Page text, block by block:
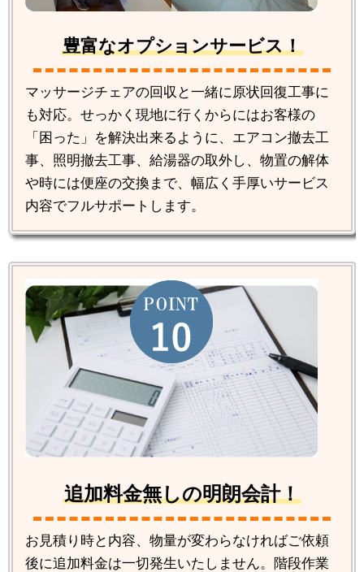
豊富なオプションサービス！
マッサージチェアの回収と一緒に原状回復工事に
も対応。せっかく現地に行くからにはお客様の
「困った」を解決出来るように、エアコン撤去工
事、照明撤去工事、給湯器の取外し、物置の解体
や時には便座の交換まで、幅広く手厚いサービス
内容でフルサポートします。
追加料金無しの明朗会計！
お見積り時と内容、物量が変わらなければご依頼
後に追加料金は一切発生いたしません。階段作業